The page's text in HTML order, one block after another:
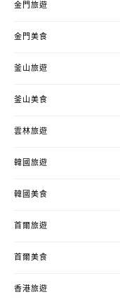
金門旅遊
金門美食
釜山旅遊
釜山美食
雲林旅遊
韓國旅遊
韓國美食
首爾旅遊
首爾美食
香港旅遊